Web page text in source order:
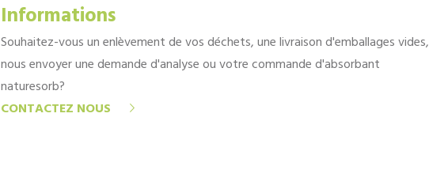
Informations
Souhaitez-vous un enlèvement de vos déchets, une livraison d'emballages vides,
nous envoyer une demande d'analyse ou votre commande d'absorbant
naturesorb?
CONTACTEZ NOUS